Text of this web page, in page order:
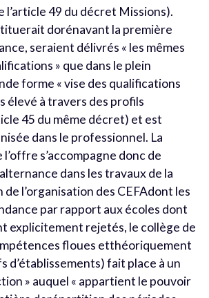
l’article 49 du décret Missions).
dorénavant la première
seraient délivrés « les mêmes
» que dans le plein
forme « vise des qualifications
élevé à travers des profils
45 du même décret) et est
dans le professionnel. La
s’accompagne donc de
dans les travaux de la
de l’organisation des CEFAdont les
par rapport aux écoles dont
explicitement rejetés, le collège de
floues etthéoriquement
d’établissements) fait place à un
» auquel « appartient le pouvoir